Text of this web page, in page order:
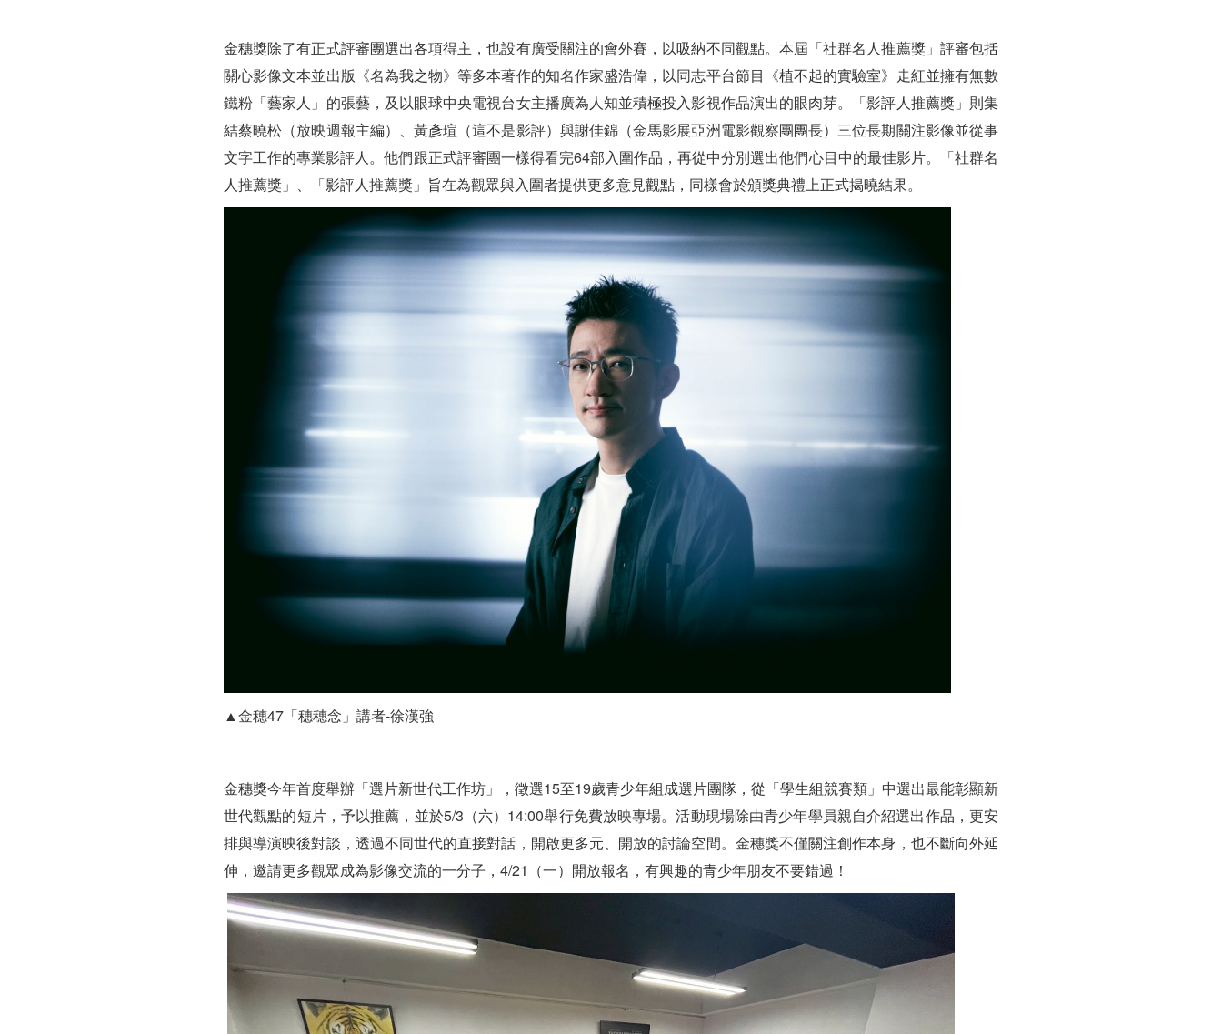
金穗獎除了有正式評審團選出各項得主，也設有廣受關注的會外賽，以吸納不同觀點。本屆「社群名人推薦獎」評審包括
關心影像文本並出版《名為我之物》等多本著作的知名作家盛浩偉，以同志平台節目《植不起的實驗室》走紅並擁有無數
鐵粉「藝家人」的張藝，及以眼球中央電視台女主播廣為人知並積極投入影視作品演出的眼肉芽。「影評人推薦獎」則集
結蔡曉松（放映週報主編）、黃彥瑄（這不是影評）與謝佳錦（金馬影展亞洲電影觀察團團長）三位長期關注影像並從事
文字工作的專業影評人。他們跟正式評審團一樣得看完64部入圍作品，再從中分別選出他們心目中的最佳影片。「社群名
人推薦獎」、「影評人推薦獎」旨在為觀眾與入圍者提供更多意見觀點，同樣會於頒獎典禮上正式揭曉結果。
▲金穗47「穗穗念」講者-徐漢強
金穗獎今年首度舉辦「選片新世代工作坊」，徵選15至19歲青少年組成選片團隊，從「學生組競賽類」中選出最能彰顯新
世代觀點的短片，予以推薦，並於5/3（六）14:00舉行免費放映專場。活動現場除由青少年學員親自介紹選出作品，更安
排與導演映後對談，透過不同世代的直接對話，開啟更多元、開放的討論空間。金穗獎不僅關注創作本身，也不斷向外延
伸，邀請更多觀眾成為影像交流的一分子，4/21（一）開放報名，有興趣的青少年朋友不要錯過！